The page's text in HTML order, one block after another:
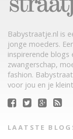
Babystraatje.nl is
jonge moeders.
inspirerende blogs
zwangerschap,
fashion.
voor jou en je
LAATSTE